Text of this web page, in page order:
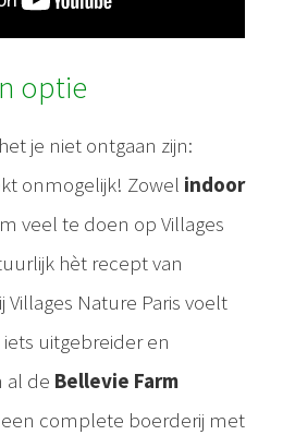
optie
je niet ontgaan zijn:
onmogelijk! Zowel indoor
veel te doen op Villages
hèt recept van
Villages Nature Paris voelt
uitgebreider en
al de Bellevie Farm
complete boerderij met